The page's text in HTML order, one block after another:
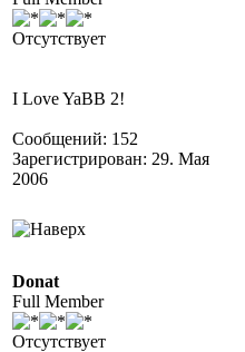
Отсутствует
I Love YaBB 2!
Сообщений: 152
Зарегистрирован: 29. Мая
2006
Donat
Full Member
Отсутствует